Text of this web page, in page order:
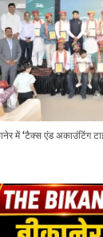
में ‘टैक्स एंड अकाउंटिंग